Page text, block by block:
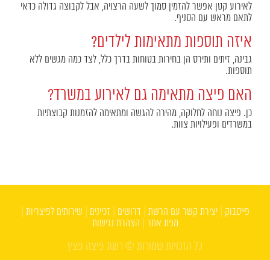
לאירוע קטן אפשר להזמין סמוך לשעה הרצויה, אבל לקבוצה גדולה כדאי
לתאם מראש עם הסניף.
איזה תוספות מתאימות לילדים?
גבינה, זיתים ותירס הן בחירות בטוחות בדרך כלל, לצד כמה מגשים ללא
תוספות.
האם פיצה מתאימה גם לאירוע במשרד?
כן. פיצה נוחה לחלוקה, מהירה להגשה ומתאימה להזמנות קבוצתיות
במשרדים ופעילויות צוות.
פייסבוק |יצירת קשר עם הרשת דרושים |זכיינים שירותים לפיצריות
מפת אתר
הצהרת נגישות
כל הזכויות שמורות © רשת פיצה פצץ